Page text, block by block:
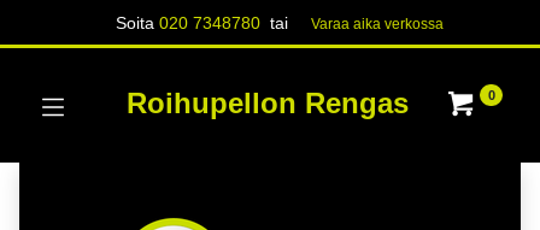
Soita020 7348780 tai Varaa aika verk​​​​ossa
Roihupellon Rengas 0